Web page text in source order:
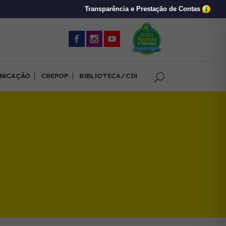
Transparência e Prestação de Contas
CREPOP BIBLIOTECA/CDI
da Psicologia |